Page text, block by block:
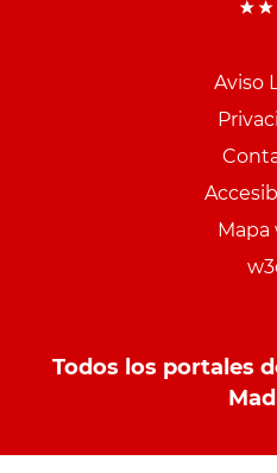
Aviso
Mapa
Todos los portales